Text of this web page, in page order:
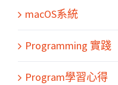
macOS系統
Programming 實踐
Program學習心得